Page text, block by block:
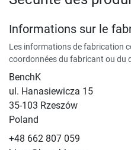
Informations sur le
Les informations de fabrication
coordonnées du fabricant ou du
BenchK
ul. Hanasiewicza 15
35-103 Rzeszów
Poland
+48 662 807 059